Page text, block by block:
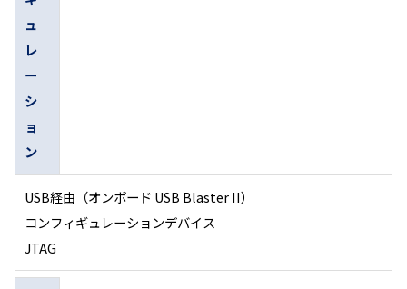
ュ
レ
ー
シ
ョ
ン
USB経由（オンボード USB Blaster II）
コンフィギュレーションデバイス
JTAG